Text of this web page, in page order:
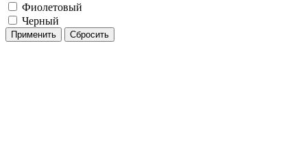
Фиолетовый
Черный
Применить Сбросить